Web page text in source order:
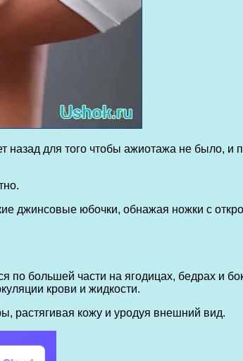
для того чтобы ажиотажа не было, и
джинсовые юбочки, обнажая ножки с
большей части на ягодицах, бедрах и
крови и жидкости.
растягивая кожу и уродуя внешний вид.